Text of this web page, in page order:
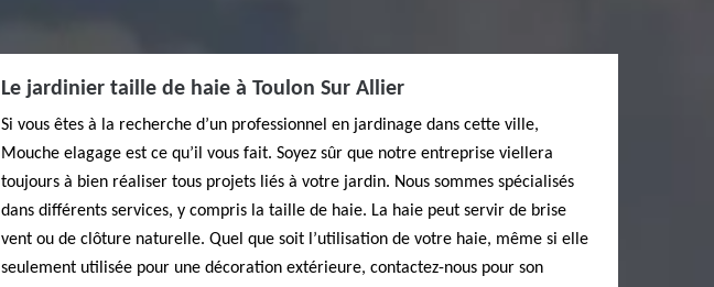
Le jardinier taille de haie à Toulon Sur Allier
Si vous êtes à la recherche d’un professionnel en jardinage dans cette ville,
Mouche elagage est ce qu’il vous fait. Soyez sûr que notre entreprise viellera
toujours à bien réaliser tous projets liés à votre jardin. Nous sommes spécialisés
dans différents services, y compris la taille de haie. La haie peut servir de brise
vent ou de clôture naturelle. Quel que soit l’utilisation de votre haie, même si elle
seulement utilisée pour une décoration extérieure, contactez-nous pour son